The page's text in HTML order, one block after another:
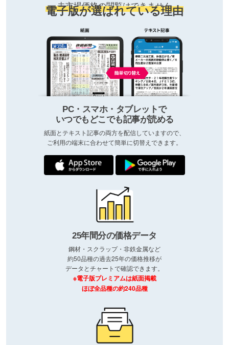
去市場価格の閲覧はできません
電子版が選ばれている理由
PC・スマホ・タブレットで
いつでもどこでも記事が読める
紙面とテキスト記事の両方を配信していますので、
ご利用の端末に合わせて簡単に切替えできます。
25年間分の価格データ
鋼材・スクラップ・非鉄金属など
約50品種の過去25年の価格推移が
データとチャートで確認できます。
※電子版プレミアムは紙面掲載
ほぼ全品種の約240品種